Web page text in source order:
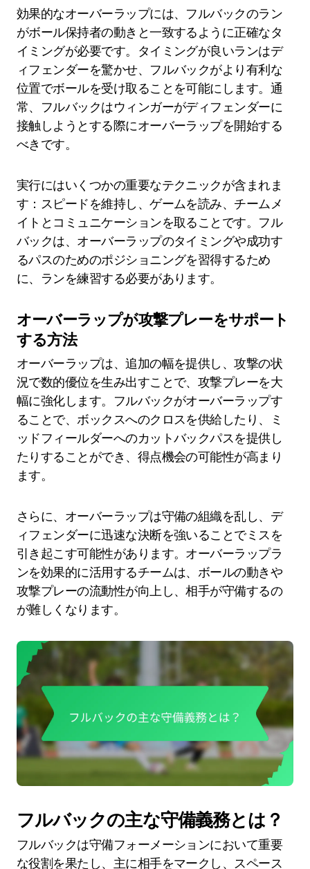
効果的なオーバーラップには、フルバックのラン
がボール保持者の動きと一致するように正確なタ
イミングが必要です。タイミングが良いランはデ
ィフェンダーを驚かせ、フルバックがより有利な
位置でボールを受け取ることを可能にします。通
常、フルバックはウィンガーがディフェンダーに
接触しようとする際にオーバーラップを開始する
べきです。
実行にはいくつかの重要なテクニックが含まれま
す：スピードを維持し、ゲームを読み、チームメ
イトとコミュニケーションを取ることです。フル
バックは、オーバーラップのタイミングや成功す
るパスのためのポジショニングを習得するため
に、ランを練習する必要があります。
オーバーラップが攻撃プレーをサポート
する方法
オーバーラップは、追加の幅を提供し、攻撃の状
況で数的優位を生み出すことで、攻撃プレーを大
幅に強化します。フルバックがオーバーラップす
ることで、ボックスへのクロスを供給したり、ミ
ッドフィールダーへのカットバックパスを提供し
たりすることができ、得点機会の可能性が高まり
ます。
さらに、オーバーラップは守備の組織を乱し、デ
ィフェンダーに迅速な決断を強いることでミスを
引き起こす可能性があります。オーバーラップラ
ンを効果的に活用するチームは、ボールの動きや
攻撃プレーの流動性が向上し、相手が守備するの
が難しくなります。
フルバックの主な守備義務とは？
フルバックは守備フォーメーションにおいて重要
な役割を果たし、主に相手をマークし、スペース